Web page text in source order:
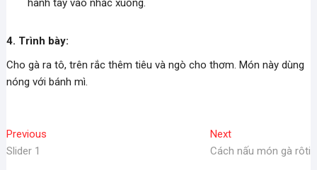
hành tây vào nhắc xuống.
4. Trình bày:
Cho gà ra tô, trên rắc thêm tiêu và ngò cho thơm. Món này dùng
nóng với bánh mì.
Điều
hướng
PreviousPrevious
Slider 1
NextNext
post:
Cách nấu món gà rôti